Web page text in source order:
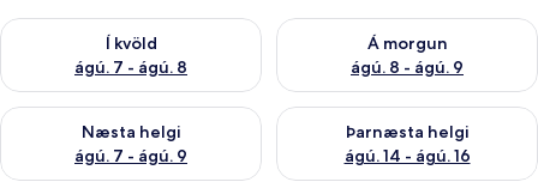
Í kvöld
ágú. 7 - ágú. 8
Athuga framboð í kvöld ágú. 7 - ágú. 8
Á morgun
ágú. 8 - ágú. 9
Athuga framboð á morgun
Næsta helgi
ágú. 7 - ágú. 9
Athuga framboð næstu helgi ágú. 7 - ágú. 9
Þarnæsta helgi
ágú. 14 - ágú. 16
Athuga framboð þarnæstu